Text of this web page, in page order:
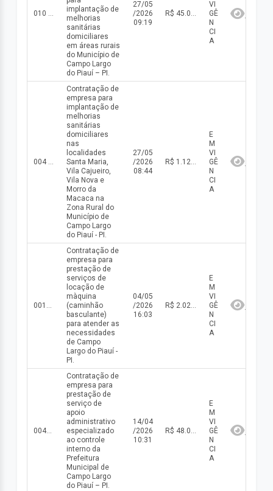
010 DISP/2026
implantação de
melhorias
sanitárias
domiciliares
em áreas rurais
do Município de
Campo Largo
do Piauí – PI.
27/05
/2026
09:19
R$ 45.000,00(valor inicial) R$ 45.000,00(valor atualizado)
VI
GÊ
N
CI
A
004 - CE/2026
Contratação de
empresa para
implantação de
melhorias
sanitárias
domiciliares
nas
localidades
Santa Maria,
Vila Cajueiro,
Vila Nova e
Morro da
Macaca na
Zona Rural do
Município de
Campo Largo
do Piauí - PI.
27/05
/2026
08:44
R$ 1.124.900,00(valor inicial) R$ 1.124.900,00(valor atualizado)
E
M
VI
GÊ
N
CI
A
001/2026
Contratação de
empresa para
prestação de
serviços de
locação de
màquina
(caminhão
basculante)
para atender as
necessidades
de Campo
Largo do Piauí -
PI.
04/05
/2026
16:03
R$ 2.026.580,00(valor inicial) R$ 2.026.580,00(valor atualizado)
E
M
VI
GÊ
N
CI
A
004/2026
Contratação de
empresa para
prestação de
serviço de
apoio
administrativo
especializado
ao controle
interno da
Prefeitura
Municipal de
Campo Largo
do Piauí – PI.
14/04
/2026
10:31
R$ 48.000,00(valor inicial) R$ 48.000,00(valor atualizado)
E
M
VI
GÊ
N
CI
A